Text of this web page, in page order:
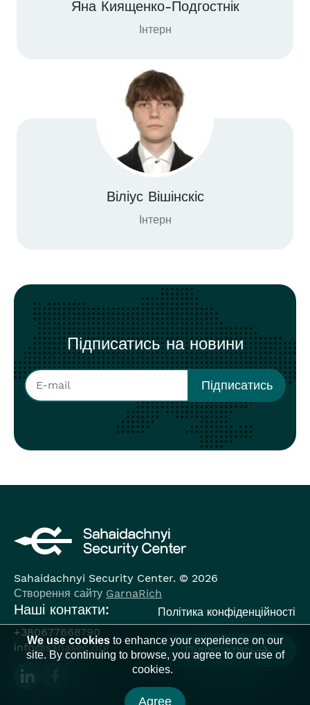
Яна Киященко-Подгостнік
Інтерн
Віліус Вішінскіс
Інтерн
Підписатись на новини
Sahaidachnyi Security Center. © 2026
Створення сайту GarnaRich
Наші контакти:
+380677668790
info@sahasec.org
Політика конфіденційності
Підписатись
We use cookies to enhance your experience on our
site. By continuing to browse, you agree to our use of
cookies.
Agree